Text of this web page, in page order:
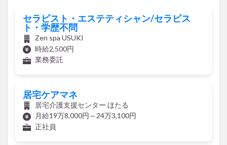
セラピスト・エステティシャン/セラピス
ト・学歴不問
Zen spa USUKI
時給2,500円
業務委託
居宅ケアマネ
居宅介護支援センター ほたる
月給19万8,000円～24万3,100円
正社員